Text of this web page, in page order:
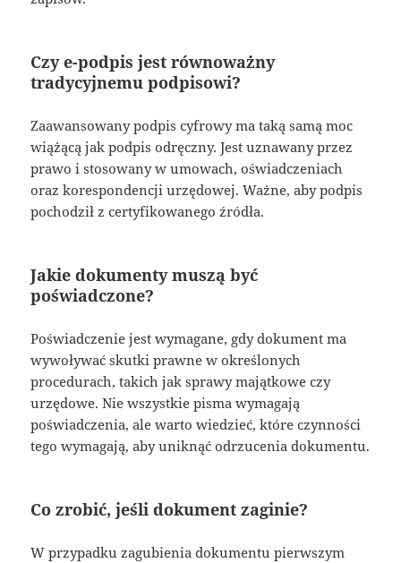
Czy e-podpis jest równoważny
tradycyjnemu podpisowi?
Zaawansowany podpis cyfrowy ma taką samą moc
wiążącą jak podpis odręczny. Jest uznawany przez
prawo i stosowany w umowach, oświadczeniach
oraz korespondencji urzędowej. Ważne, aby podpis
pochodził z certyfikowanego źródła.
Jakie dokumenty muszą być
poświadczone?
Poświadczenie jest wymagane, gdy dokument ma
wywoływać skutki prawne w określonych
procedurach, takich jak sprawy majątkowe czy
urzędowe. Nie wszystkie pisma wymagają
poświadczenia, ale warto wiedzieć, które czynności
tego wymagają, aby uniknąć odrzucenia dokumentu.
Co zrobić, jeśli dokument zaginie?
W przypadku zagubienia dokumentu pierwszym